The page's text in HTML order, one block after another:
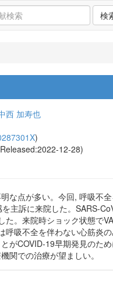
検
西 加寿也
)
12-28)
な点が多い。今回, 呼吸不
主訴に来院した。SARS-
。来院時ショック状態で
吸不全を伴わない心筋炎
がCOVID-19早期発見のた
関での治療が望ましい。